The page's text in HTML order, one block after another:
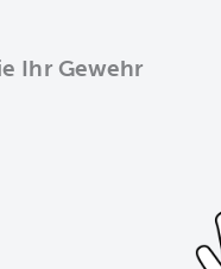
Ihr Gewehr